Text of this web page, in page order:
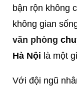
bận rộn không
không gian
văn phòng
Hà Nội là một
Với đội ngũ